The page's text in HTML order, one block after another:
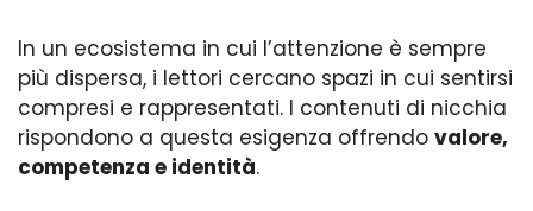
In un ecosistema in cui l’attenzione è sempre
più dispersa, i lettori cercano spazi in cui sentirsi
compresi e rappresentati. I contenuti di nicchia
rispondono a questa esigenza offrendo valore,
competenza e identità.